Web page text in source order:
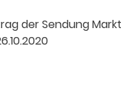
der Sendung